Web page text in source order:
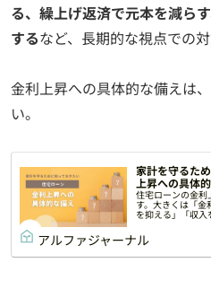
る、繰上げ返済で元本を減ら
するなど、長期的な視点での
金利上昇への具体的な備えは
い。
家計を守るた
上昇への具体
住宅ローンの金利
す。大きくは「
を抑える」「収
に抑えましょう。
アルファジャーナル